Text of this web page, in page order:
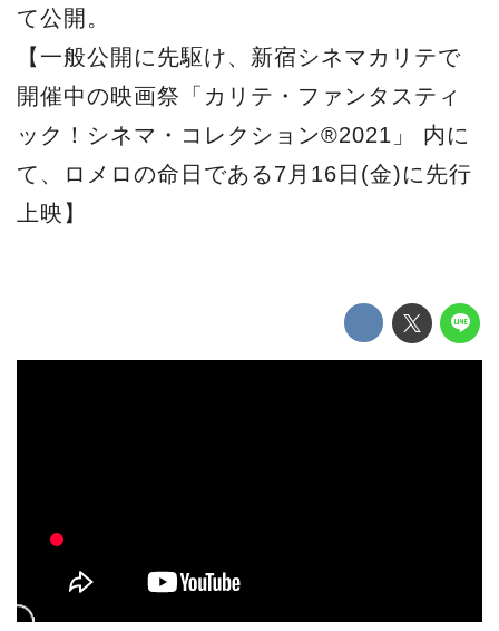
て公開。
【一般公開に先駆け、新宿シネマカリテで
開催中の映画祭「カリテ・ファンタスティ
ック！シネマ・コレクション®2021」 内に
て、ロメロの命日である7月16日(金)に先行
上映】